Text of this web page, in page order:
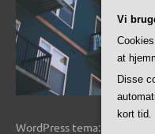
WordPress tema: Dynamico
Vi
at
Disse
kort tid.